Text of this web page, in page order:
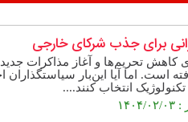
برای جذب شرکای خارجی
کاهش تحریم‌ها و آغاز مذاکرات
است. اما آیا این‌بار
انتخاب کنند....